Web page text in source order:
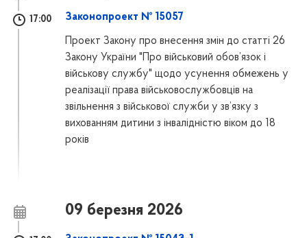
17:00 Законопроект № 15057
Проект Закону про внесення змін до статті 26
Закону України "Про військовий обов’язок і
військову службу" щодо усунення обмежень у
реалізації права військовослужбовців на
звільнення з військової служби у зв’язку з
вихованням дитини з інвалідністю віком до 18
років
09 березня 2026